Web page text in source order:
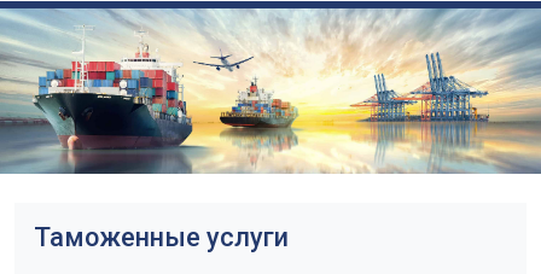
Таможенные услуги